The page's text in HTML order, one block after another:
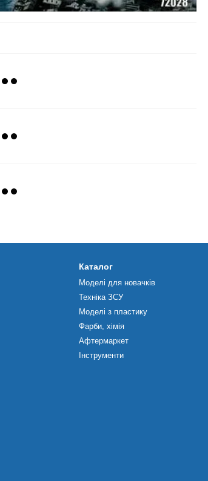
Каталог
Моделі для новачків
Техніка ЗСУ
Моделі з пластику
Фарби, хімія
Афтермаркет
Інструменти